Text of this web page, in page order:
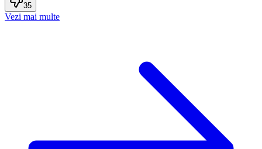
35
Vezi mai multe